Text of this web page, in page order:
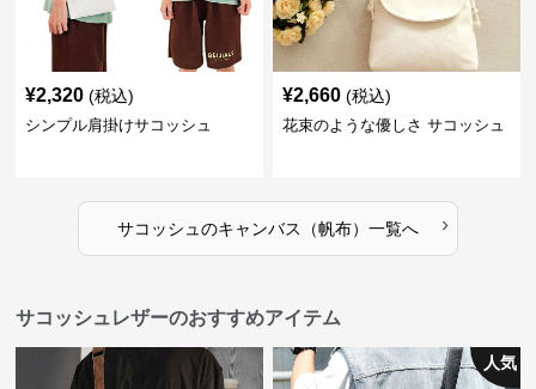
¥2,320 (税込)
シンプル肩掛けサコッシュ
¥2,660 (税込)
花束のような優しさ サコッシュ
サコッシュのキャンバス（帆布） 一覧へ ›
サコッシュレザーのおすすめアイテム
人気